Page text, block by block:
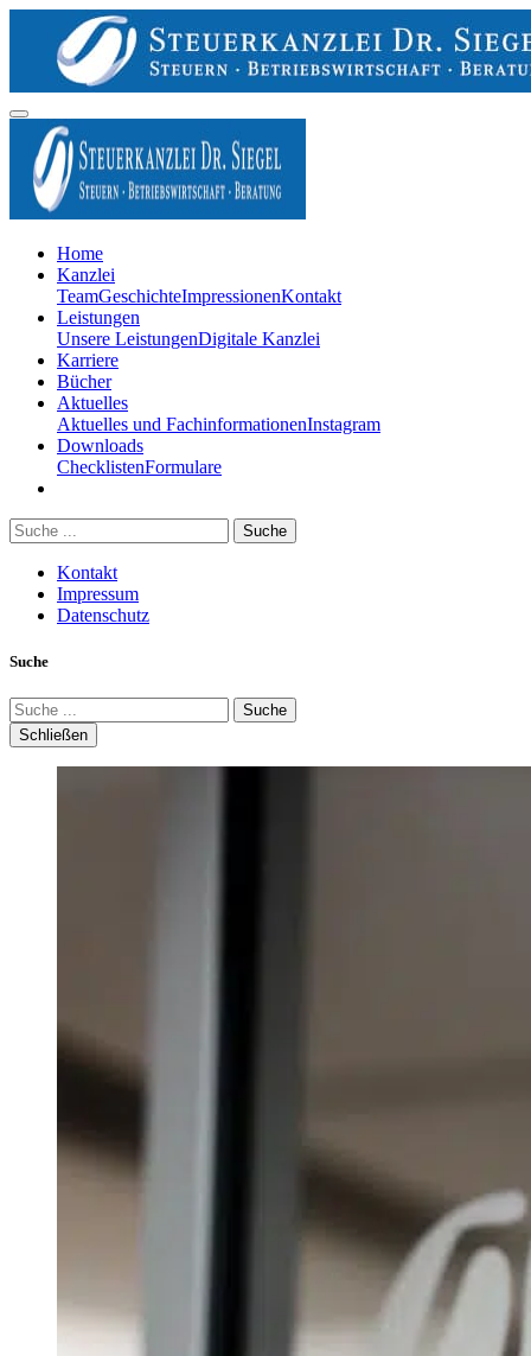
Home
Kanzlei
TeamGeschichteImpressionenKontakt
Leistungen
Unsere LeistungenDigitale Kanzlei
Karriere
Bücher
Aktuelles
Aktuelles und FachinformationenInstagram
Downloads
ChecklistenFormulare
Suche
Kontakt
Impressum
Datenschutz
Suche
Suche
Schließen